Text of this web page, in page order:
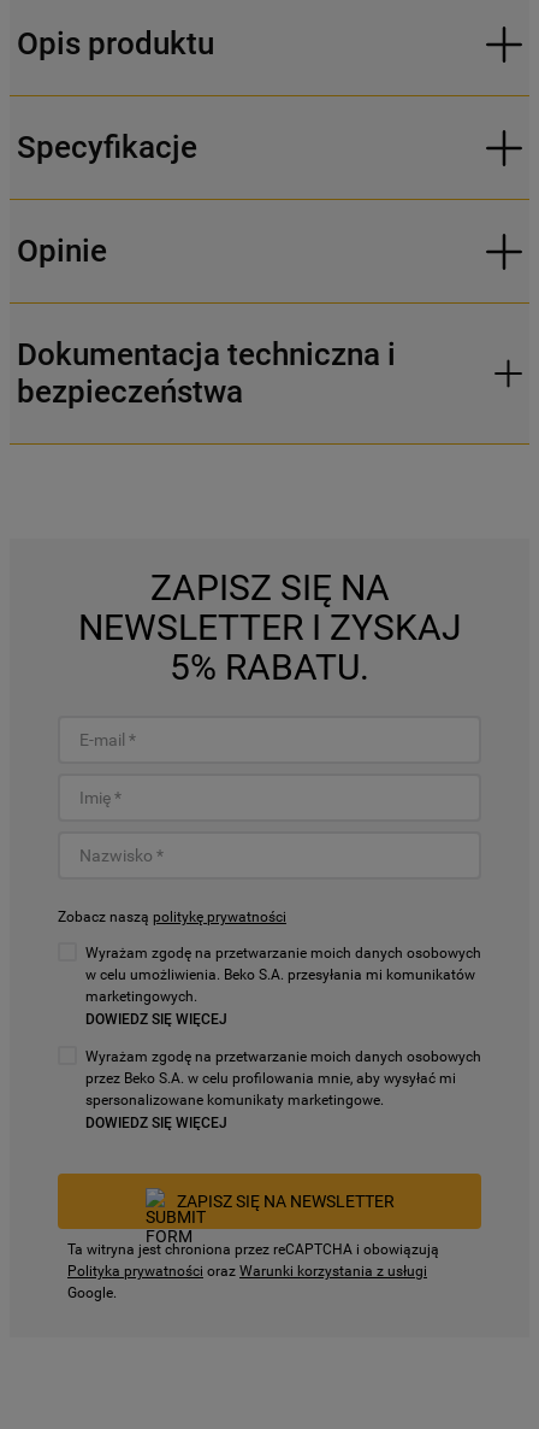
Opis produktu
Specyfikacje
Opinie
Dokumentacja techniczna i
bezpieczeństwa
ZAPISZ SIĘ NA
NEWSLETTER I ZYSKAJ
5% RABATU.
Zobacz naszą politykę prywatności
Wyrażam zgodę na przetwarzanie moich danych osobowych
w celu umożliwienia. Beko S.A. przesyłania mi komunikatów
marketingowych.
DOWIEDZ SIĘ WIĘCEJ
Wyrażam zgodę na przetwarzanie moich danych osobowych
przez Beko S.A. w celu profilowania mnie, aby wysyłać mi
spersonalizowane komunikaty marketingowe.
DOWIEDZ SIĘ WIĘCEJ
ZAPISZ SIĘ NA NEWSLETTER
Ta witryna jest chroniona przez reCAPTCHA i obowiązują
Polityka prywatności oraz Warunki korzystania z usługi
Google.